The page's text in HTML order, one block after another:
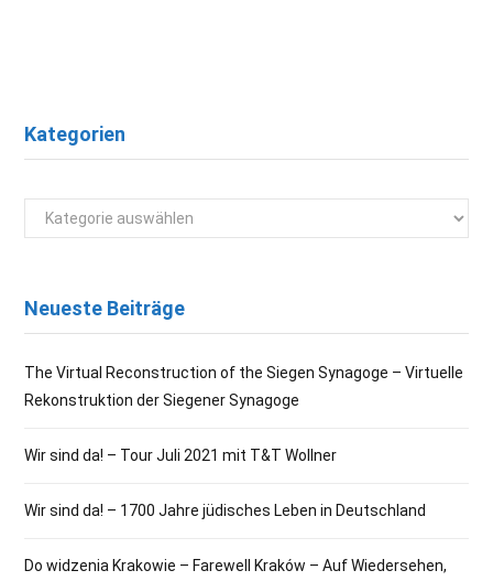
Kategorien
Kategorien
Neueste Beiträge
The Virtual Reconstruction of the Siegen Synagoge – Virtuelle
Rekonstruktion der Siegener Synagoge
Wir sind da! – Tour Juli 2021 mit T&T Wollner
Wir sind da! – 1700 Jahre jüdisches Leben in Deutschland
Do widzenia Krakowie – Farewell Kraków – Auf Wiedersehen,